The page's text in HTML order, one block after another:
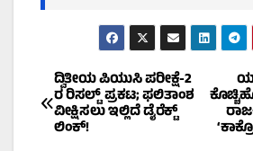
Post
navigation
ದ್ವಿತೀಯ ಪಿಯುಸಿ ಪರೀಕ್ಷೆ-2
ರ ರಿಸಲ್ಟ್ ಪ್ರಕಟ; ಫಲಿತಾಂಶ
ವೀಕ್ಷಿಸಲು ಇಲ್ಲಿದೆ ಡೈರೆಕ್ಟ್
ಲಿಂಕ್!